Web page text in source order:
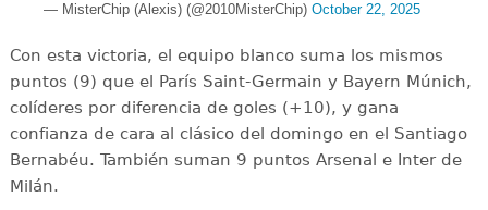
— MisterChip (Alexis) (@2010MisterChip) October 22, 2025
Con esta victoria, el equipo blanco suma los mismos
puntos (9) que el París Saint-Germain y Bayern Múnich,
colíderes por diferencia de goles (+10), y gana
confianza de cara al clásico del domingo en el Santiago
Bernabéu. También suman 9 puntos Arsenal e Inter de
Milán.